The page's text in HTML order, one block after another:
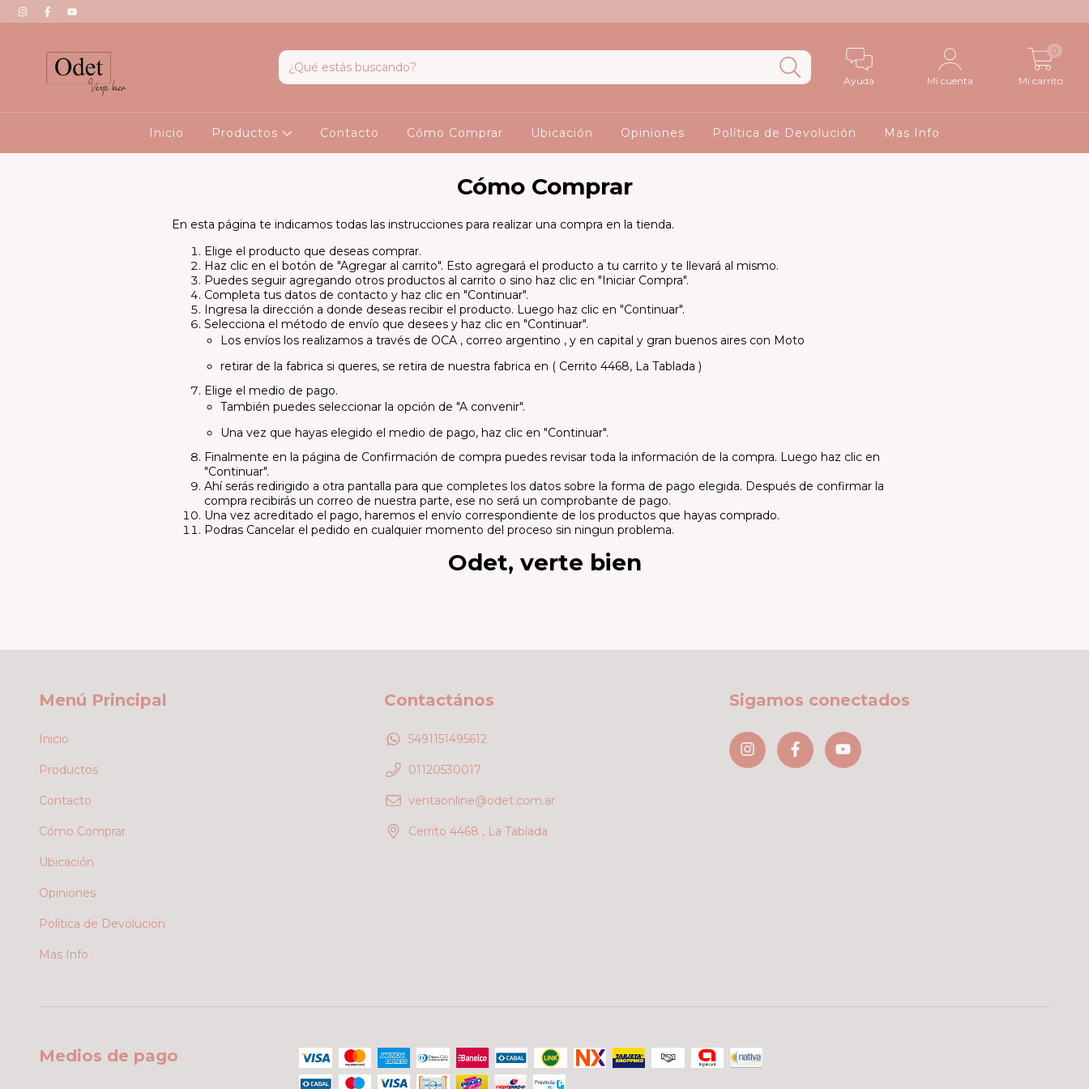
Ayuda Mi cuenta Mi carrito
0
Inicio Productos Contacto Cómo Comprar Ubicación Opiniones Política de Devolución Mas Info
Cómo Comprar
En esta página te indicamos todas las instrucciones para realizar una compra en la tienda.
Elige el producto que deseas comprar.
Haz clic en el botón de "Agregar al carrito". Esto agregará el producto a tu carrito y te llevará al mismo.
Puedes seguir agregando otros productos al carrito o sino haz clic en "Iniciar Compra".
Completa tus datos de contacto y haz clic en "Continuar".
Ingresa la dirección a donde deseas recibir el producto. Luego haz clic en "Continuar".
Selecciona el método de envío que desees y haz clic en "Continuar".
Los envíos los realizamos a través de OCA , correo argentino , y en capital y gran buenos aires con Moto
retirar de la fabrica si queres, se retira de nuestra fabrica en ( Cerrito 4468, La Tablada )
Elige el medio de pago.
También puedes seleccionar la opción de "A convenir".
Una vez que hayas elegido el medio de pago, haz clic en "Continuar".
Finalmente en la página de Confirmación de compra puedes revisar toda la información de la compra. Luego haz clic en
"Continuar".
Ahí serás redirigido a otra pantalla para que completes los datos sobre la forma de pago elegida. Después de confirmar la
compra recibirás un correo de nuestra parte, ese no será un comprobante de pago.
Una vez acreditado el pago, haremos el envío correspondiente de los productos que hayas comprado.
Podras Cancelar el pedido en cualquier momento del proceso sin ningun problema.
Odet, verte bien
Menú Principal
Inicio
Productos
Contacto
Cómo Comprar
Ubicación
Opiniones
Política de Devolución
Mas Info
Contactános
5491151495612
01120530017
ventaonline@odet.com.ar
Cerrito 4468 , La Tablada
Sigamos conectados
Medios de pago